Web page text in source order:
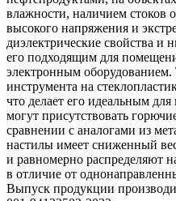
влажности, наличием стоков
высокого напряжения и
диэлектрические свойства и
его подходящим для
электронным
инструмента на
что делает его идеальным
могут присутствовать
сравнении с аналогами из
настилы имеет сниженный
и равномерно распределяют
в отличие от
Выпуск продукции